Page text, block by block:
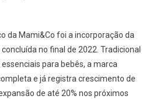
da Mami&Co foi a incorporação da
no final de 2022. Tradicional
para bebês, a marca
e já registra crescimento de
de até 20% nos próximos